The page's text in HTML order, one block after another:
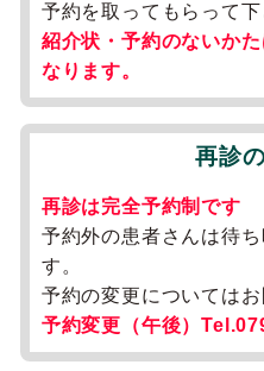
予約を取ってもらって下
紹介状・予約のないか
なります。
再診
再診は完全予約制です
予約外の患者さんは待
す。
予約の変更についてはお
予約変更（午後）